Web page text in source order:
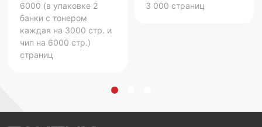
6000 (в упаковке 2
банки с тонером
каждая на 3000 стр. и
чип на 6000 стр.)
страниц
3 000 страниц